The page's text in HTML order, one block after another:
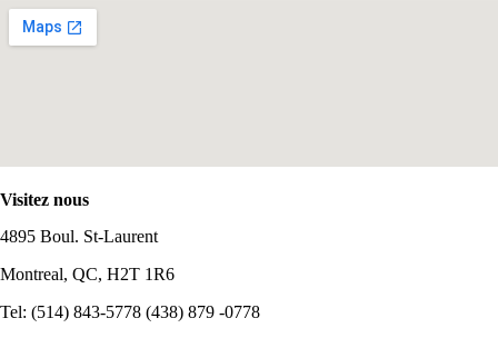
Visitez nous
4895 Boul. St-Laurent
Montreal, QC, H2T 1R6
Tel: (514) 843-5778 (438) 879 -0778